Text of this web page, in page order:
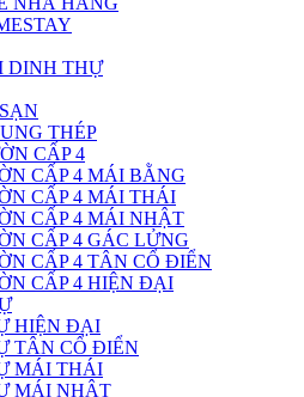
DINH THỰ
THÉP
CẤP 4
CẤP 4 MÁI BẰNG
CẤP 4 MÁI THÁI
CẤP 4 MÁI NHẬT
CẤP 4 GÁC LỬNG
CẤP 4 TÂN CỔ ĐIỂN
CẤP 4 HIỆN ĐẠI
HIỆN ĐẠI
TÂN CỔ ĐIỂN
MÁI THÁI
MÁI NHẬT